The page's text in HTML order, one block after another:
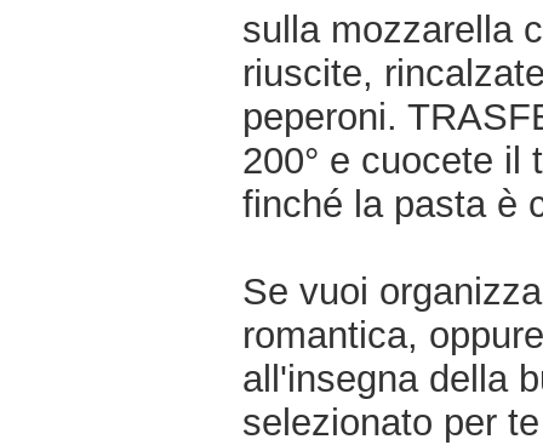
sulla mozzarella
riuscite,
peperoni.
200° e cuocete il
finché la pasta è
Se vuoi
romantica,
all'insegna della
selezionato per